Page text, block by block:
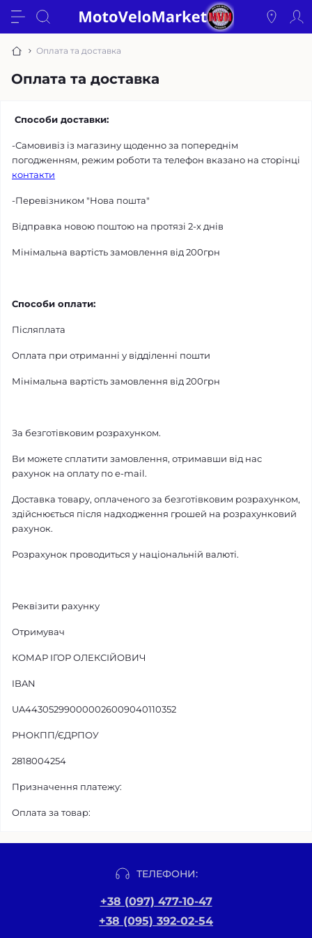
Оплата та доставка
Оплата та доставка
Способи доставки:
-Самовивіз із магазину щоденно за попереднім
погодженням, режим роботи та телефон вказано на сторінці
контакти
-Перевізником "Нова пошта"
Відправка новою поштою на протязі 2-х днів
Мінімальна вартість замовлення від 200грн
Способи оплати:
Післяплата
Оплата при отриманні у відділенні пошти
Мінімальна вартість замовлення від 200грн
За безготівковим розрахунком.
Ви можете сплатити замовлення, отримавши від нас
рахунок на оплату по e-mail.
Доставка товару, оплаченого за безготівковим розрахунком,
здійснюється після надходження грошей на розрахунковий
рахунок.
Розрахунок проводиться у національній валюті.
Реквізити рахунку
Отримувач
КОМАР ІГОР ОЛЕКСІЙОВИЧ
IBAN
UA443052990000026009040110352
РНОКПП/ЄДРПОУ
2818004254
Призначення платежу:
Оплата за товар:
ТЕЛЕФОНИ:
+38 (097) 477-10-47
+38 (095) 392-02-54